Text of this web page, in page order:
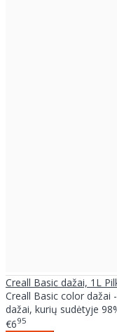
Creall Basic dažai, 1L
Creall Basic color dažai
dažai, kurių sudėtyje
€695